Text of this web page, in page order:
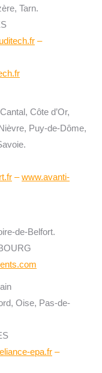
Tarn.
–
Côte d’Or,
Puy-de-Dôme,
–www.avanti-
de-Belfort.
Oise, Pas-de-
epa.fr –